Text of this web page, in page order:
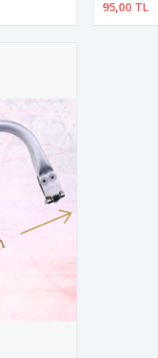
95,00 TL